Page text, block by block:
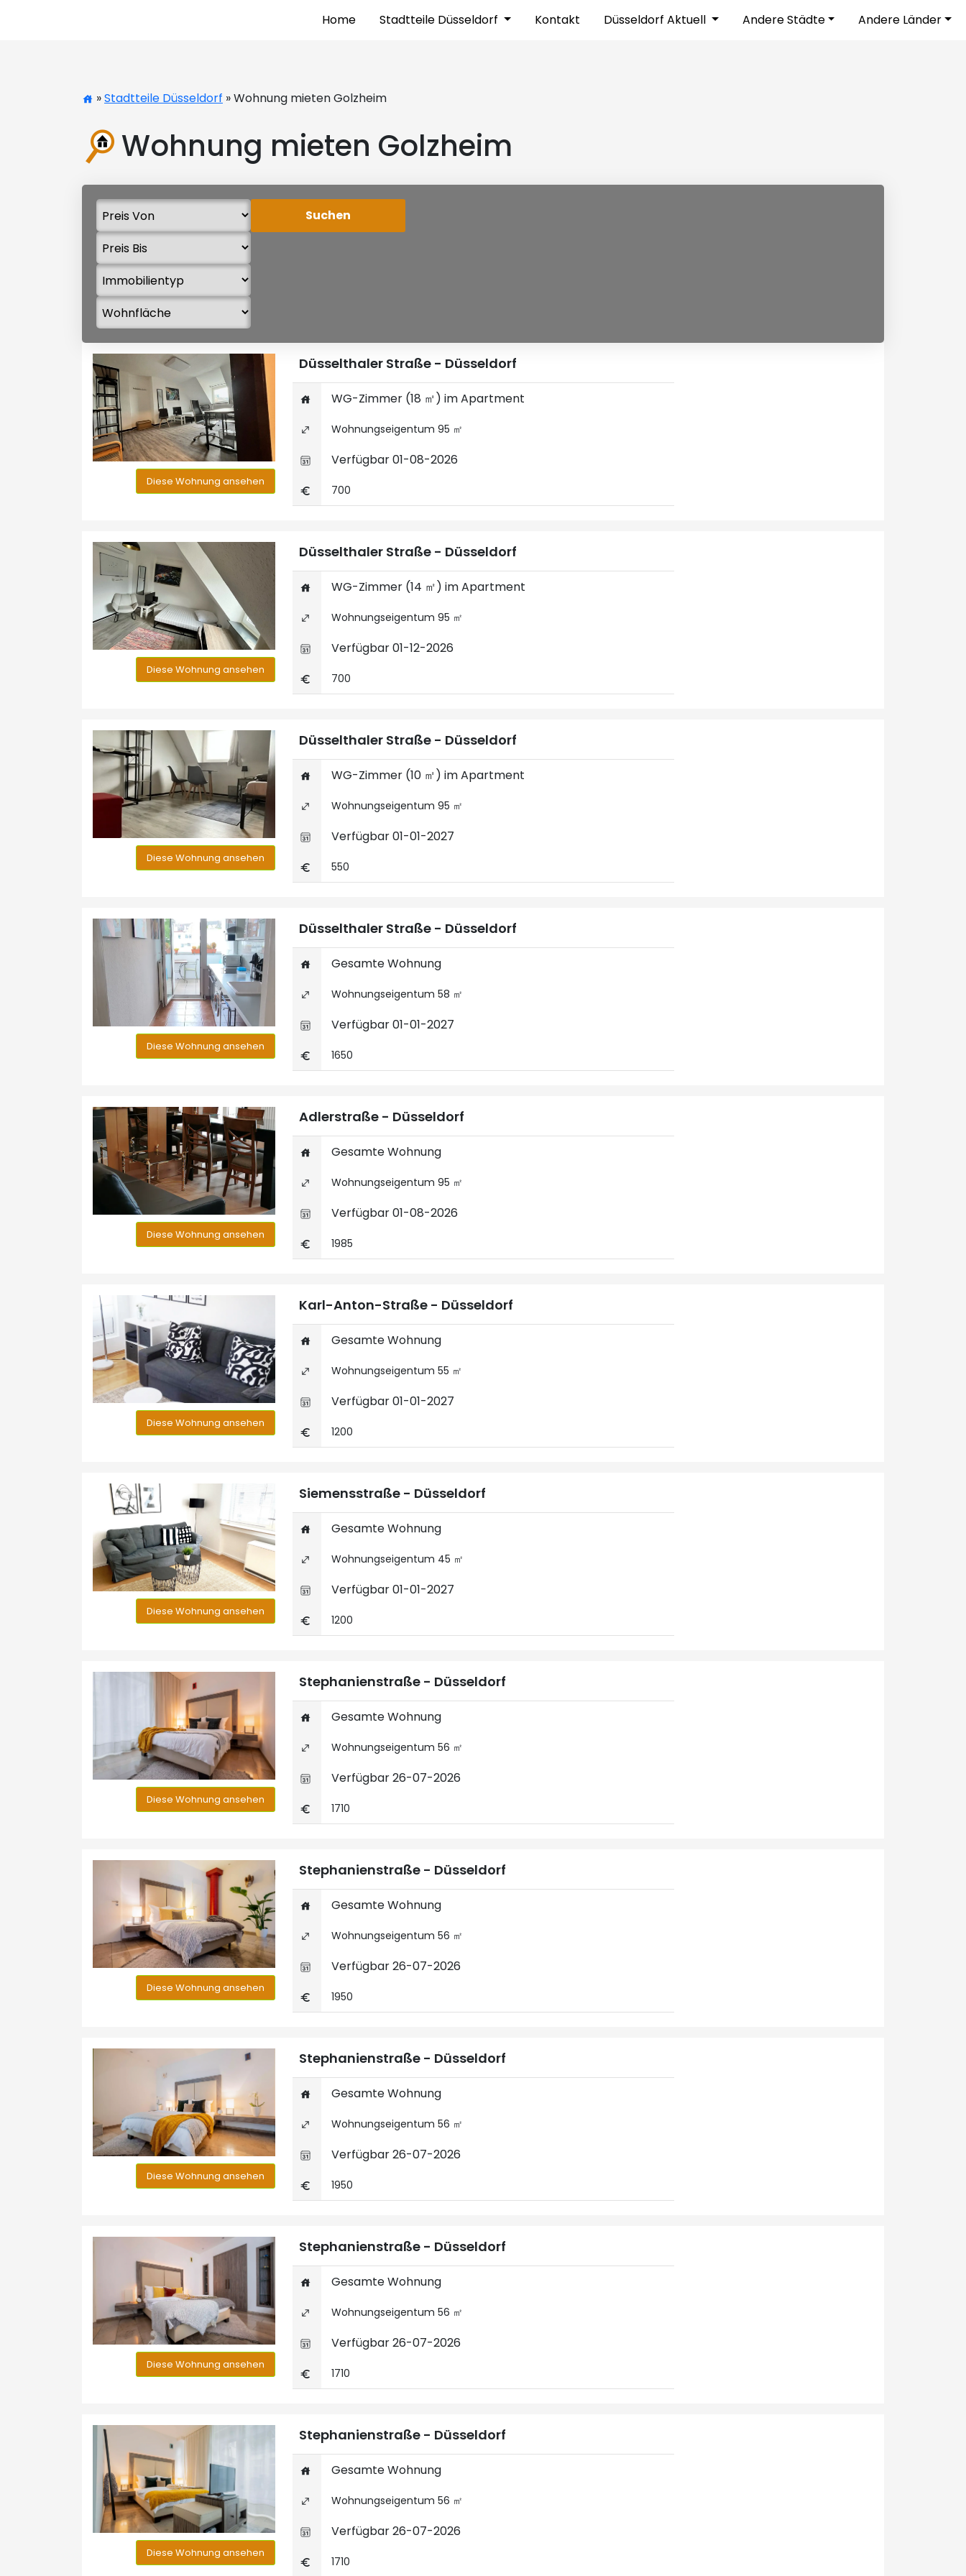
Home Stadtteile Düsseldorf Kontakt Düsseldorf Aktuell Andere Städte Andere Länder
»Stadtteile Düsseldorf » Wohnung mieten Golzheim
Wohnung mieten Golzheim
Diese Wohnung ansehen
Düsselthaler Straße - Düsseldorf
WG-Zimmer (18 ㎡) im Apartment
Wohnungseigentum 95 ㎡
Verfügbar 01-08-2026
700
Diese Wohnung ansehen
Düsselthaler Straße - Düsseldorf
WG-Zimmer (14 ㎡) im Apartment
Wohnungseigentum 95 ㎡
Verfügbar 01-12-2026
700
Diese Wohnung ansehen
Düsselthaler Straße - Düsseldorf
WG-Zimmer (10 ㎡) im Apartment
Wohnungseigentum 95 ㎡
Verfügbar 01-01-2027
550
Diese Wohnung ansehen
Düsselthaler Straße - Düsseldorf
Gesamte Wohnung
Wohnungseigentum 58 ㎡
Verfügbar 01-01-2027
1650
Diese Wohnung ansehen
Adlerstraße - Düsseldorf
Gesamte Wohnung
Wohnungseigentum 95 ㎡
Verfügbar 01-08-2026
1985
Diese Wohnung ansehen
Karl-Anton-Straße - Düsseldorf
Gesamte Wohnung
Wohnungseigentum 55 ㎡
Verfügbar 01-01-2027
1200
Diese Wohnung ansehen
Siemensstraße - Düsseldorf
Gesamte Wohnung
Wohnungseigentum 45 ㎡
Verfügbar 01-01-2027
1200
Diese Wohnung ansehen
Stephanienstraße - Düsseldorf
Gesamte Wohnung
Wohnungseigentum 56 ㎡
Verfügbar 26-07-2026
1710
Diese Wohnung ansehen
Stephanienstraße - Düsseldorf
Gesamte Wohnung
Wohnungseigentum 56 ㎡
Verfügbar 26-07-2026
1950
Diese Wohnung ansehen
Stephanienstraße - Düsseldorf
Gesamte Wohnung
Wohnungseigentum 56 ㎡
Verfügbar 26-07-2026
1950
Diese Wohnung ansehen
Stephanienstraße - Düsseldorf
Gesamte Wohnung
Wohnungseigentum 56 ㎡
Verfügbar 26-07-2026
1710
Diese Wohnung ansehen
Stephanienstraße - Düsseldorf
Gesamte Wohnung
Wohnungseigentum 56 ㎡
Verfügbar 26-07-2026
1710